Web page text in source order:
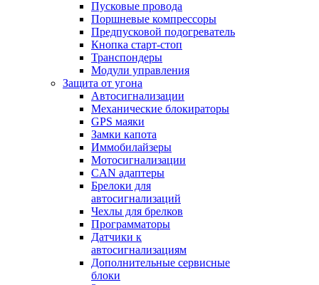
Пусковые провода
Поршневые компрессоры
Предпусковой подогреватель
Кнопка старт-стоп
Транспондеры
Модули управления
Защита от угона
Автосигнализации
Механические блoкираторы
GPS маяки
Замки капота
Иммобилайзеры
Мотосигнализации
CAN адаптеры
Брелоки для
автосигнализаций
Чехлы для брелков
Программаторы
Датчики к
автосигнализациям
Дополнительные сервисные
блоки